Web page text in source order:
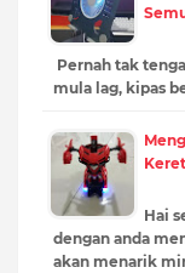
Pernah tak
mula lag, kipas
Hai
dengan anda
akan menarik